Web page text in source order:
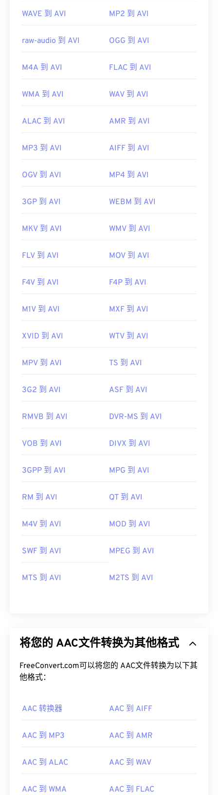
00 00 00
00 00 00
WAVE 到 AVI MP2 到 AVI
raw-audio 到 AVI OGG 到 AVI
M4A 到 AVI FLAC 到 AVI
WMA 到 AVI WAV 到 AVI
ALAC 到 AVI AMR 到 AVI
MP3 到 AVI AIFF 到 AVI
OGV 到 AVI MP4 到 AVI
3GP 到 AVI WEBM 到 AVI
MKV 到 AVI WMV 到 AVI
FLV 到 AVI MOV 到 AVI
F4V 到 AVI F4P 到 AVI
M1V 到 AVI MXF 到 AVI
XVID 到 AVI WTV 到 AVI
MPV 到 AVI TS 到 AVI
3G2 到 AVI ASF 到 AVI
RMVB 到 AVI DVR-MS 到 AVI
VOB 到 AVI DIVX 到 AVI
3GPP 到 AVI MPG 到 AVI
RM 到 AVI QT 到 AVI
M4V 到 AVI MOD 到 AVI
SWF 到 AVI MPEG 到 AVI
MTS 到 AVI M2TS 到 AVI
将您的 AAC文件转换为其他格式
FreeConvert.com可以将您的 AAC文件转换为以下其
他格式：
AAC 转换器 AAC 到 AIFF
AAC 到 MP3 AAC 到 AMR
AAC 到 ALAC AAC 到 WAV
AAC 到 WMA AAC 到 FLAC